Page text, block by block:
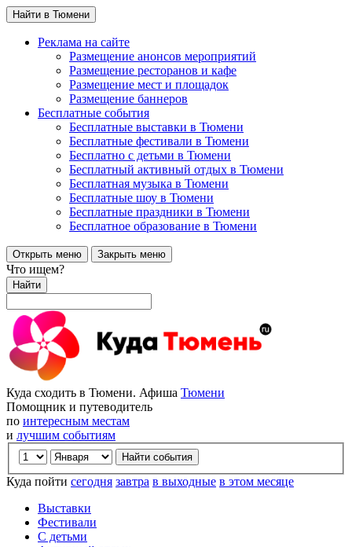
Найти в Тюмени
Реклама на сайте
Размещение анонсов мероприятий
Размещение ресторанов и кафе
Размещение мест и площадок
Размещение баннеров
Бесплатные события
Бесплатные выставки в Тюмени
Бесплатные фестивали в Тюмени
Бесплатно с детьми в Тюмени
Бесплатный активный отдых в Тюмени
Бесплатная музыка в Тюмени
Бесплатные шоу в Тюмени
Бесплатные праздники в Тюмени
Бесплатное образование в Тюмени
Открыть меню Закрыть меню
Что ищем?
Найти
Куда сходить в Тюмени. Афиша Тюмени
Помощник и путеводитель
по интересным местам
и лучшим событиям
Куда пойти сегодня завтра в выходные в этом месяце
Выставки
Фестивали
С детьми